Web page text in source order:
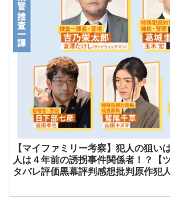
【マイファミリー考察】犯人の狙い
人は４年前の誘拐事件関係者！？【
タバレ評価黒幕評判感想批判原作犯